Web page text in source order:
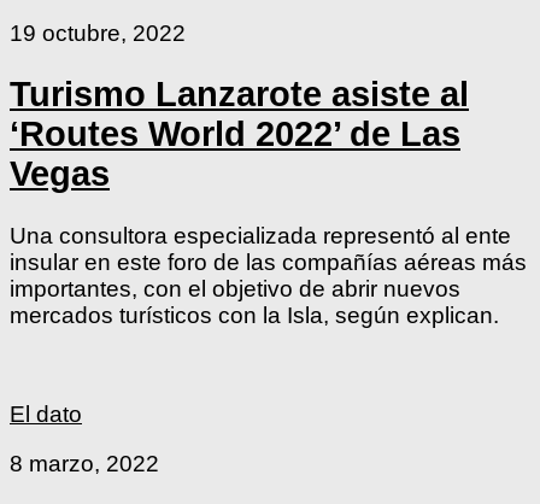
19 octubre, 2022
Turismo Lanzarote asiste al
‘Routes World 2022’ de Las
Vegas
Una consultora especializada representó al ente
insular en este foro de las compañías aéreas más
importantes, con el objetivo de abrir nuevos
mercados turísticos con la Isla, según explican.
El dato
8 marzo, 2022